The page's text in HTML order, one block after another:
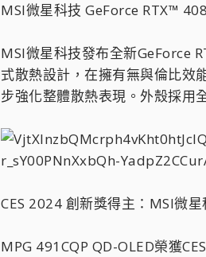
MSI微星科技 GeForce RTX™
MSI微星科技發布全新GeForce
式散熱設計，在擁有無與倫比效
步強化整體散熱表現。外殼採用
CES 2024 創新獎得主：MSI微
MPG 491CQP QD-OLED榮獲